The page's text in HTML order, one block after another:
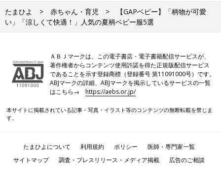
たまひよ 赤ちゃん・育児
【GAPベビー】「柄物が可愛
い」「涼しくて快適！」人気の夏柄ベビー服5選
ＡＢＪマークは、この電子書店・電子書籍配信サービスが、
著作権者からコンテンツ使用許諾を得た正規版配信サービス
であることを示す登録商標（登録番号 第11091000号）です。
ABJマークの詳細、ABJマークを掲示しているサービスの一覧
はこちら→https://aebs.or.jp/
本サイトに掲載されている記事・写真・イラスト等のコンテンツの無断転載を禁じま
す。
たまひよについて 利用規約 ポリシー
医師・専門家一覧
サイトマップ
調査・プレスリリース・メディア掲載
広告のご相談